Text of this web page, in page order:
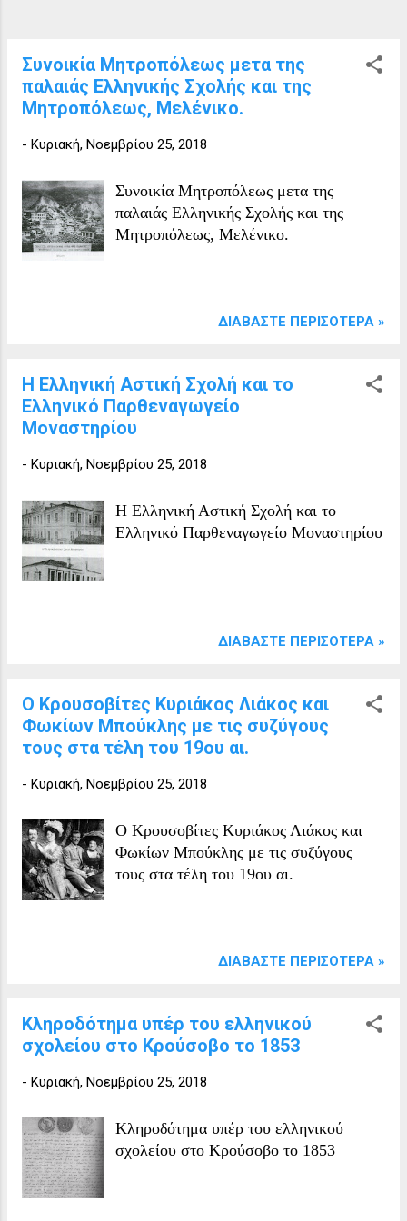
Συνοικία Μητροπόλεως μετα της
παλαιάς Ελληνικής Σχολής και της
Μητροπόλεως, Μελένικο.
- Κυριακή, Νοεμβρίου 25, 2018
Συνοικία Μητροπόλεως μετα της
παλαιάς Ελληνικής Σχολής και της
Μητροπόλεως, Μελένικο.
ΔΙΑΒΆΣΤΕ ΠΕΡΙΣΌΤΕΡΑ »
Η Ελληνική Αστική Σχολή και το
Ελληνικό Παρθεναγωγείο
Μοναστηρίου
- Κυριακή, Νοεμβρίου 25, 2018
Η Ελληνική Αστική Σχολή και το
Ελληνικό Παρθεναγωγείο Μοναστηρίου
ΔΙΑΒΆΣΤΕ ΠΕΡΙΣΌΤΕΡΑ »
Ο Κρουσοβίτες Κυριάκος Λιάκος και
Φωκίων Μπούκλης με τις συζύγους
τους στα τέλη του 19ου αι.
- Κυριακή, Νοεμβρίου 25, 2018
Ο Κρουσοβίτες Κυριάκος Λιάκος και
Φωκίων Μπούκλης με τις συζύγους
τους στα τέλη του 19ου αι.
ΔΙΑΒΆΣΤΕ ΠΕΡΙΣΌΤΕΡΑ »
Κληροδότημα υπέρ του ελληνικού
σχολείου στο Κρούσοβο το 1853
- Κυριακή, Νοεμβρίου 25, 2018
Κληροδότημα υπέρ του ελληνικού
σχολείου στο Κρούσοβο το 1853